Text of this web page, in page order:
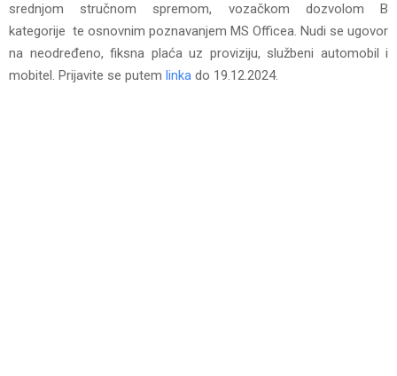
srednjom stručnom spremom, vozačkom dozvolom B
kategorije te osnovnim poznavanjem MS Officea. Nudi se ugovor
na neodređeno, fiksna plaća uz proviziju, službeni automobil i
mobitel. Prijavite se putem linka do 19.12.2024.